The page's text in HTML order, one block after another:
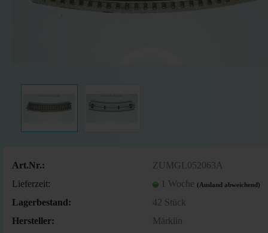
Art.Nr.:
ZUMGL052063A
Lieferzeit:
1 Woche (Ausland abweichend)
Lagerbestand: 42 Stück
Hersteller:
Märklin